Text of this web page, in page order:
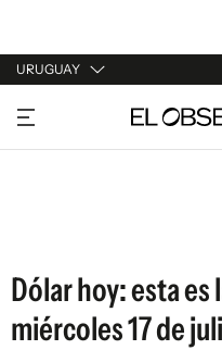
URUGUAY
URUGUAY
ARGENTINA
Dólar hoy: esta
miércoles 17 de